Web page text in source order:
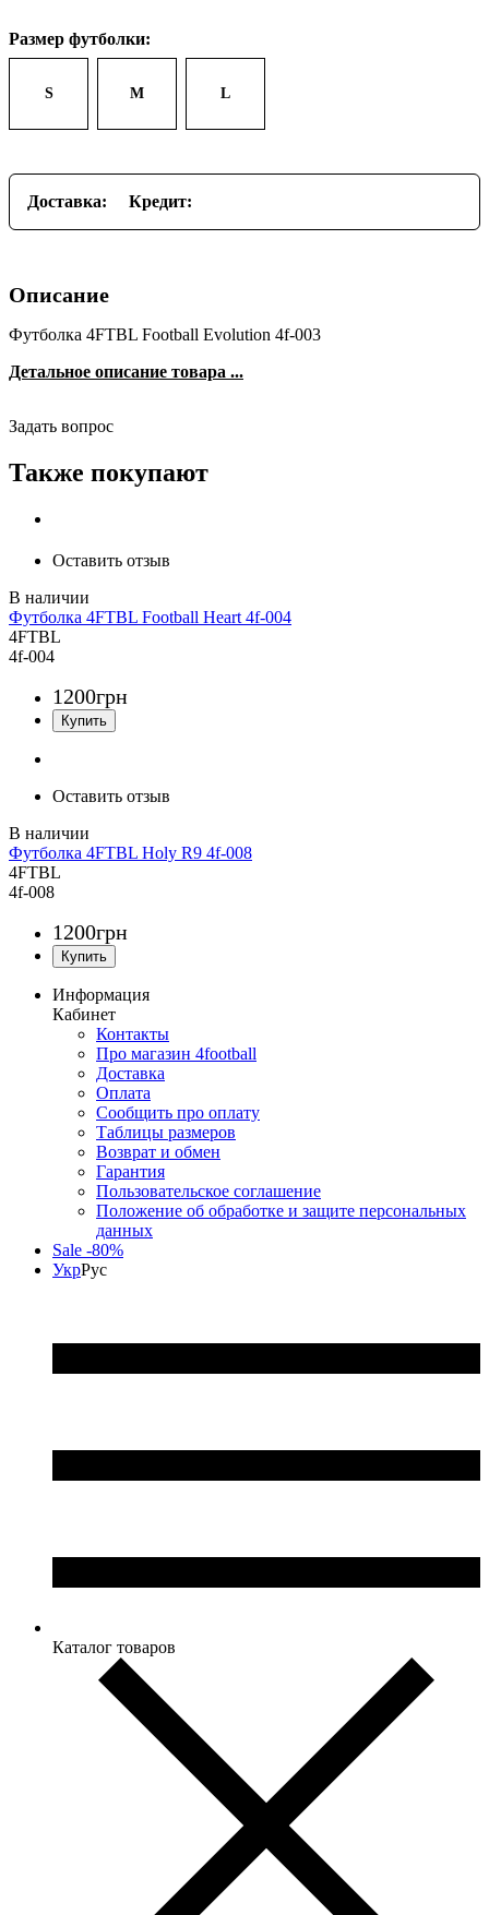
Размер футболки:
S M L
Доставка: Кредит:
Описание
Футболка 4FTBL Football Evolution 4f-003
Детальное описание товара ...
Задать вопрос
Также покупают
Оставить отзыв
Футболка 4FTBL Football Heart 4f-004
4FTBL
4f-004
1200грн
Оставить отзыв
Футболка 4FTBL Holy R9 4f-008
4FTBL
4f-008
1200грн
Информация
Кабинет
Контакты
Про магазин 4football
Доставка
Оплата
Сообщить про оплату
Таблицы размеров
Возврат и обмен
Гарантия
Пользовательское соглашение
Положение об обработке и защите персональных
данных
Sale -80%
УкрРус
Каталог товаров